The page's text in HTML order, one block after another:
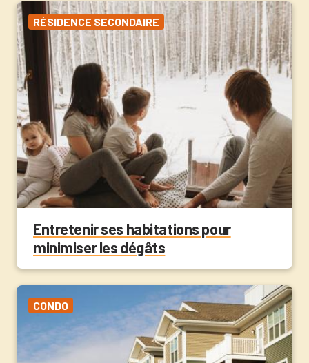
RÉSIDENCE SECONDAIRE
Entretenir ses habitations pour
minimiser les dégâts
CONDO